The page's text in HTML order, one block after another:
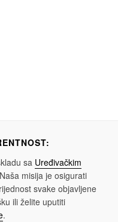
sa Uređivačkim
misija je osigurati
svake objavljene
ili želite uputiti
.